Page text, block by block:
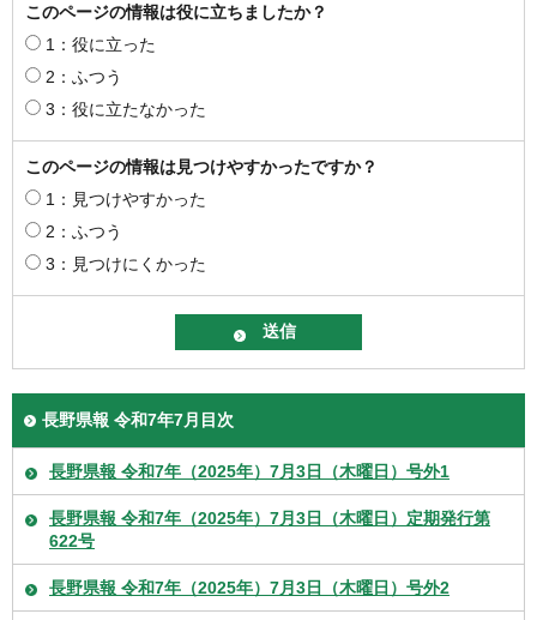
このページの情報は役に立ちましたか？
1：役に立った
2：ふつう
3：役に立たなかった
このページの情報は見つけやすかったですか？
1：見つけやすかった
2：ふつう
3：見つけにくかった
長野県報 令和7年7月目次
長野県報 令和7年（2025年）7月3日（木曜日）号外1
長野県報 令和7年（2025年）7月3日（木曜日）定期発行第
622号
長野県報 令和7年（2025年）7月3日（木曜日）号外2